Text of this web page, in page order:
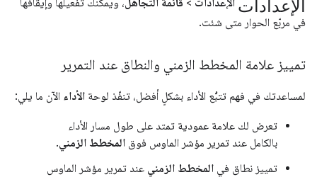
في مربّع الحوار متى شئت.
تمييز علامة المخطط الزمني والنطاق عند التمرير
لمساعدتك في فهم تتبُّع الأداء بشكلٍ أفضل، تنفّذ لوحة الأداء الآن ما يلي:
تعرض لك علامة عمودية تمتد على طول مسار الأداء
بالكامل عند تمرير مؤشر الماوس فوق المخطط الزمني.
تمييز نطاق في المخطط الزمني عند تمرير مؤشر الماوس